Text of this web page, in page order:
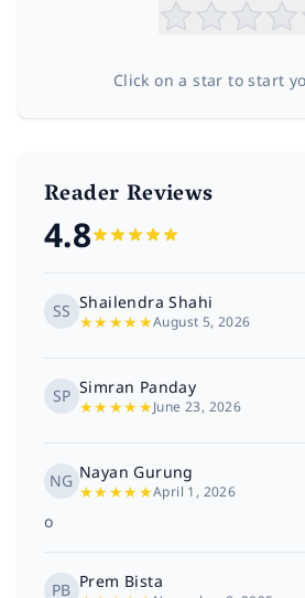
Click on a star to start
Reader Reviews
4.8
SS Shailendra Shahi
★★★★★August 5, 2026
SP Simran Panday
★★★★★June 23, 2026
NG Nayan Gurung
★★★★★April 1, 2026
o
PB Prem Bista